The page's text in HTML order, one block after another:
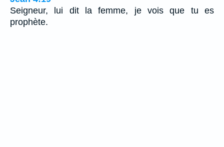
Seigneur, lui dit la femme, je vois que tu es
prophète.